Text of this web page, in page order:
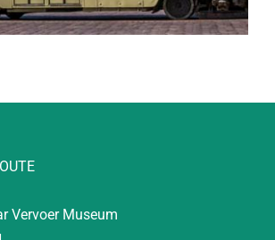
Vervoer Museum